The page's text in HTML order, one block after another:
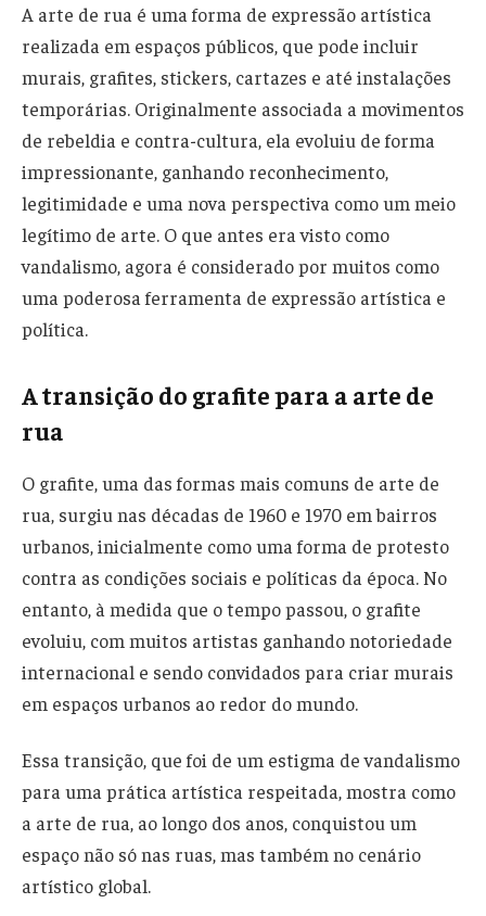
A arte de rua é uma forma de expressão artística
realizada em espaços públicos, que pode incluir
murais, grafites, stickers, cartazes e até instalações
temporárias. Originalmente associada a movimentos
de rebeldia e contra-cultura, ela evoluiu de forma
impressionante, ganhando reconhecimento,
legitimidade e uma nova perspectiva como um meio
legítimo de arte. O que antes era visto como
vandalismo, agora é considerado por muitos como
uma poderosa ferramenta de expressão artística e
política.
A transição do grafite para a arte de
rua
O grafite, uma das formas mais comuns de arte de
rua, surgiu nas décadas de 1960 e 1970 em bairros
urbanos, inicialmente como uma forma de protesto
contra as condições sociais e políticas da época. No
entanto, à medida que o tempo passou, o grafite
evoluiu, com muitos artistas ganhando notoriedade
internacional e sendo convidados para criar murais
em espaços urbanos ao redor do mundo.
Essa transição, que foi de um estigma de vandalismo
para uma prática artística respeitada, mostra como
a arte de rua, ao longo dos anos, conquistou um
espaço não só nas ruas, mas também no cenário
artístico global.